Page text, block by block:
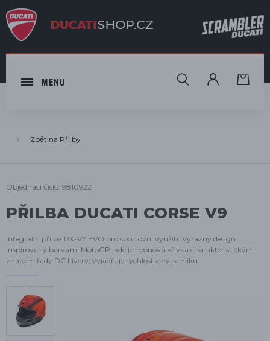
MENU HLEDAT
Přilby
Objednací číslo: 98109221
PŘILBA DUCATI CORSE V9
Integrální přilba RX-V7 EVO pro sportovní využití. Výrazný design
inspirovaný barvami MotoGP, kde je neonová křivka charakteristickým
znakem řady DC Livery, vyjadřuje rychlost a dynamiku.